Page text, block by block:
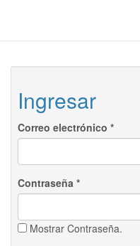
Ingresar
Correo electrónico *
Contraseña *
Mostrar Contraseña.